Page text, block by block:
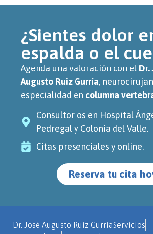
¿Sientes dolor
espalda o el
Agenda una valoración con el Dr.
Augusto Ruiz Gurría,
especialidad en columna
Consultorios en Hospital
Pedregal y Colonia del Valle.
Citas presenciales y online.
Reserva tu cita
Dr. José Augusto Ruiz GurríaServicios